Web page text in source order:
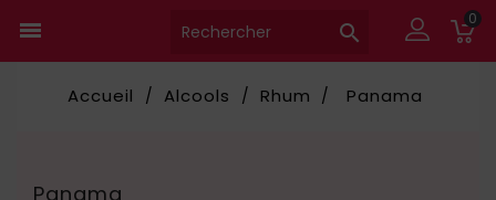
 
0
Accueil Alcools Rhum Panama
Panama